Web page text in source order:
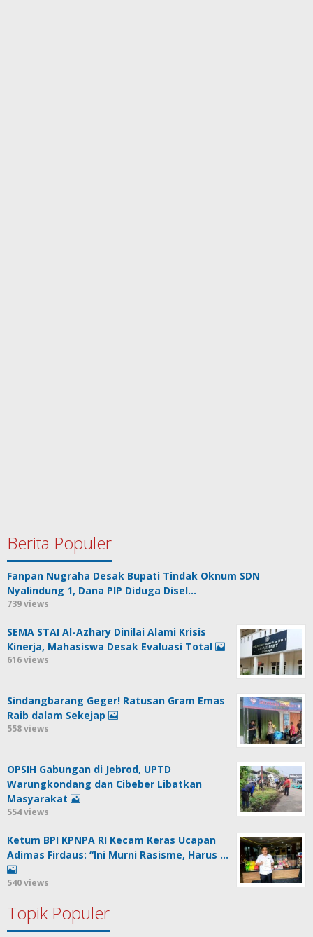
Berita Populer
Fanpan Nugraha Desak Bupati Tindak Oknum SDN
Nyalindung 1, Dana PIP Diduga Disel…
739 views
SEMA STAI Al-Azhary Dinilai Alami Krisis
Kinerja, Mahasiswa Desak Evaluasi Total
616 views
Sindangbarang Geger! Ratusan Gram Emas
Raib dalam Sekejap
558 views
OPSIH Gabungan di Jebrod, UPTD
Warungkondang dan Cibeber Libatkan
Masyarakat
554 views
Ketum BPI KPNPA RI Kecam Keras Ucapan
Adimas Firdaus: “Ini Murni Rasisme, Harus …
540 views
Topik Populer